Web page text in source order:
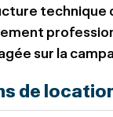
technique
sur la
de